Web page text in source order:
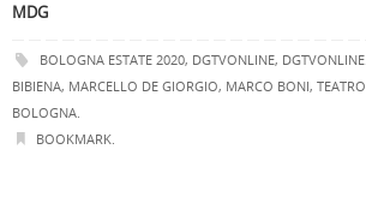
MDG
BOLOGNA ESTATE 2020, DGTVONLINE,
BIBIENA, MARCELLO DE GIORGIO, MARCO BONI,
BOLOGNA.
BOOKMARK.